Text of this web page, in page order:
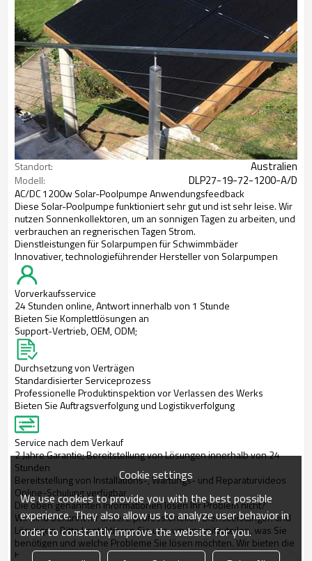
Standort: Australien
Modell: DLP27-19-72-1200-A/D
AC/DC 1200w Solar-Poolpumpe Anwendungsfeedback
Diese Solar-Poolpumpe funktioniert sehr gut und ist sehr leise. Wir
nutzen Sonnenkollektoren, um an sonnigen Tagen zu arbeiten, und
verbrauchen an regnerischen Tagen Strom.
Dienstleistungen für Solarpumpen für Schwimmbäder
Innovativer, technologieführender Hersteller von Solarpumpen
Vorverkaufsservice
24 Stunden online, Antwort innerhalb von 1 Stunde
Bieten Sie Komplettlösungen an
Support-Vertrieb, OEM, ODM;
Durchsetzung von Verträgen
Standardisierter Serviceprozess
Professionelle Produktinspektion vor Verlassen des Werks
Bieten Sie Auftragsverfolgung und Logistikverfolgung
Service nach dem Verkauf
2 Jahre Garantie; Bereitstellung von Lösungen innerhalb von 24
Stunden
Bereitstellung von Installations-, Wartungs- und Reparaturvideos
Online-Schulung verfügbar
Die oben genannten Informationen lösen Ihr Problem nicht?
Wir sind bekannt für unsere professionellen Dienstleistungen und
Lösungen. Bitte kontaktieren Sie uns, um uns mitzuteilen, was Sie
benötigen und welche Probleme Sie lösen möchten. Wir bieten die
besten Lösungen für Ihre Bedürfnisse.
Cookie settings
We use cookies to provide you with the best possible
experience. They also allow us to analyze user behavior in
order to constantly improve the website for you.